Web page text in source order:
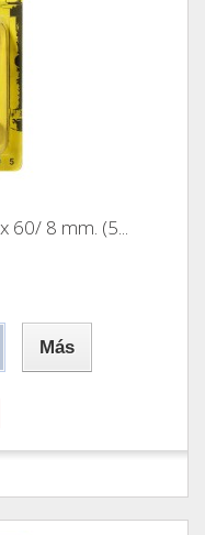
8 mm. (5...
Más